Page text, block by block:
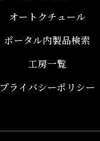
オートクチュール
ポータル内製品検索
工房一覧
プライバシーポリシー